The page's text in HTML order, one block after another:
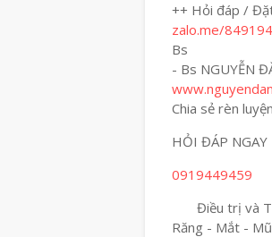
++ Hỏi đáp /
zalo.me/
Bs
- Bs NGUYỄN
Chia sẻ rèn
HỎI ĐÁP NGAY
0919449459
Điều trị và
Răng - Mắt -